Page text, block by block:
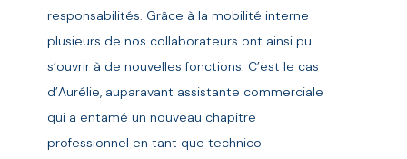
responsabilités. Grâce à la mobilité interne
plusieurs de nos collaborateurs ont ainsi pu
s’ouvrir à de nouvelles fonctions. C’est le cas
d’Aurélie, auparavant assistante commerciale
qui a entamé un nouveau chapitre
professionnel en tant que technico-